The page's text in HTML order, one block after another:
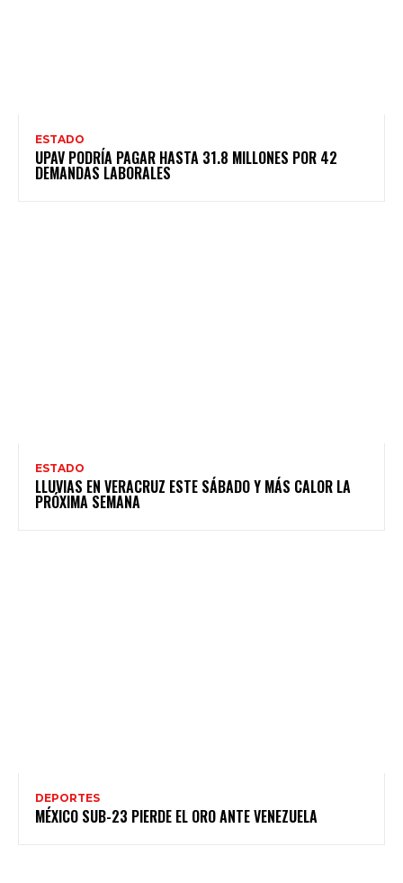
ESTADO
UPAV PODRÍA PAGAR HASTA 31.8 MILLONES POR 42
DEMANDAS LABORALES
ESTADO
LLUVIAS EN VERACRUZ ESTE SÁBADO Y MÁS CALOR LA
PRÓXIMA SEMANA
DEPORTES
MÉXICO SUB-23 PIERDE EL ORO ANTE VENEZUELA